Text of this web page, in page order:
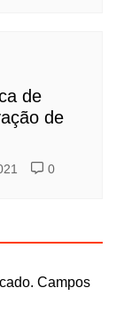
de
de
0
Campos